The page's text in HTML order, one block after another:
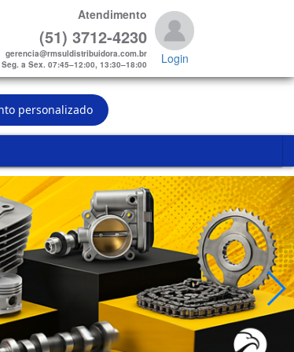
personalizado
Atendimento
(51) 3712-4230
gerencia@rmsuldistribuidora.com.br
Seg. a Sex. 07:45–12:00, 13:30–18:00
Login